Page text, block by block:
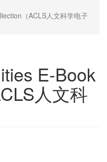
（ACLS人文科学电子
E-Book
人文科